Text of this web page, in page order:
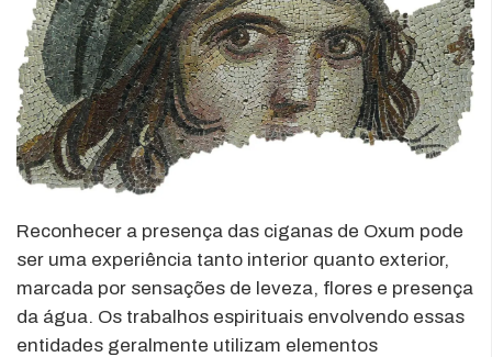
Reconhecer a presença das ciganas de Oxum pode
ser uma experiência tanto interior quanto exterior,
marcada por sensações de leveza, flores e presença
da água. Os trabalhos espirituais envolvendo essas
entidades geralmente utilizam elementos